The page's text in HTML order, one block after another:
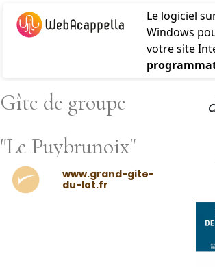
Le logiciel
Windows
votre site
Gîte de groupe
"Le Puybrunoix"
www.grand-gite-
du-lot.fr